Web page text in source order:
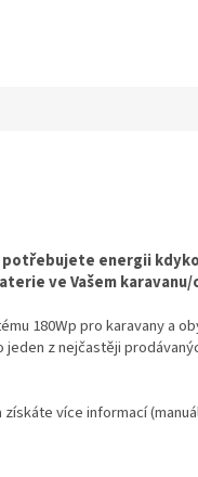
energii
ve Vašem
180Wp pro karavany a
z nejčastěji
více informací